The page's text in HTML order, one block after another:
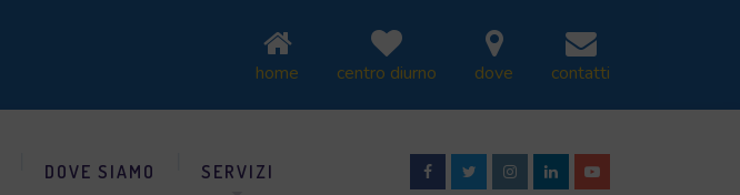
home centro diurno dove contatti
DOVE SIAMO SERVIZI